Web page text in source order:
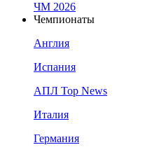
ЧМ 2026
Чемпионаты
Англия
Испания
АПЛ Top News
Италия
Германия